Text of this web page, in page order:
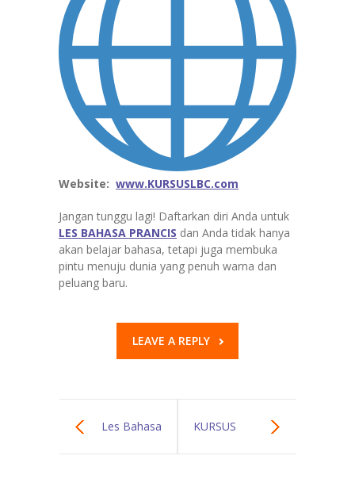
Website: www.KURSUSLBC.com
Jangan tunggu lagi! Daftarkan diri Anda untuk
LES BAHASA PRANCIS dan Anda tidak hanya
akan belajar bahasa, tetapi juga membuka
pintu menuju dunia yang penuh warna dan
peluang baru.
LEAVE A REPLY
Les Bahasa KURSUS